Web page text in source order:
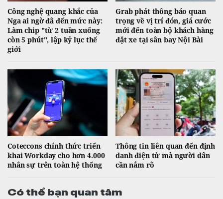
Công nghệ quang khắc của
Nga ai ngờ đã đến mức này:
Làm chip "từ 2 tuần xuống
còn 5 phút", lập kỷ lục thế
giới
Grab phát thông báo quan
trọng về vị trí đón, giá cước
mới đến toàn bộ khách hàng
đặt xe tại sân bay Nội Bài
Coteccons chính thức triển
khai Workday cho hơn 4.000
nhân sự trên toàn hệ thống
Thông tin liên quan đến định
danh điện tử mà người dân
cần nắm rõ
Có thể bạn quan tâm